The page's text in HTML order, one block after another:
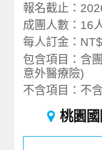
報名截止：
成團人數：16
每人訂金：
包含項目：含
意外醫療險)
不含項目：不
桃園